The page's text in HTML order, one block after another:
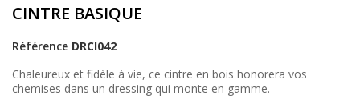
CINTRE BASIQUE
Référence DRCI042
Chaleureux et fidèle à vie, ce cintre en bois honorera vos
chemises dans un dressing qui monte en gamme.